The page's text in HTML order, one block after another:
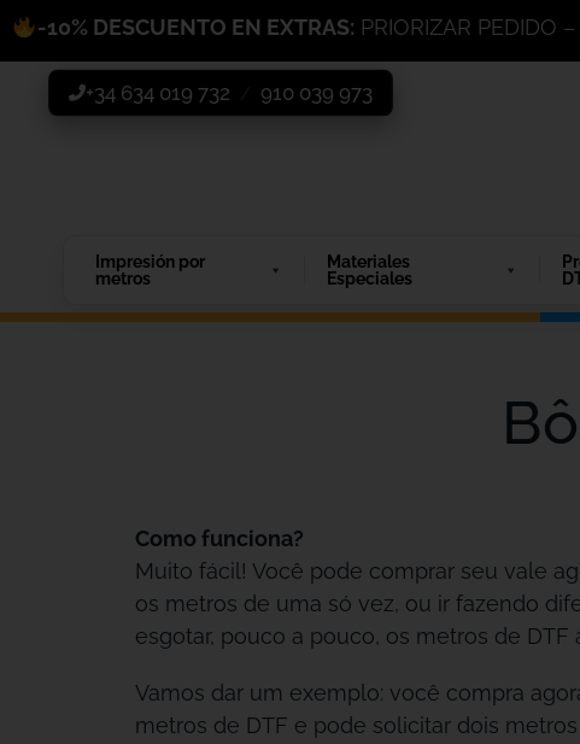
-10% DESCUENTO EN EXTRAS: PRIORIZAR PEDIDO
+34 634 019 732 910 039 973
Impresión por
metros
Materiales
Especiales
Como funciona?
Muito fácil! Você pode comprar seu vale
os metros de uma só vez, ou ir fazendo
esgotar, pouco a pouco, os metros de DTF
Vamos dar um exemplo: você compra
metros de DTF e pode solicitar dois